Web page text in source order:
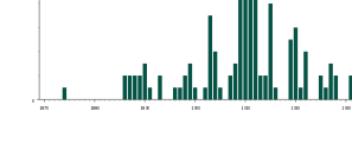
0
1870 1880 1890 1900 1910 1920 1930